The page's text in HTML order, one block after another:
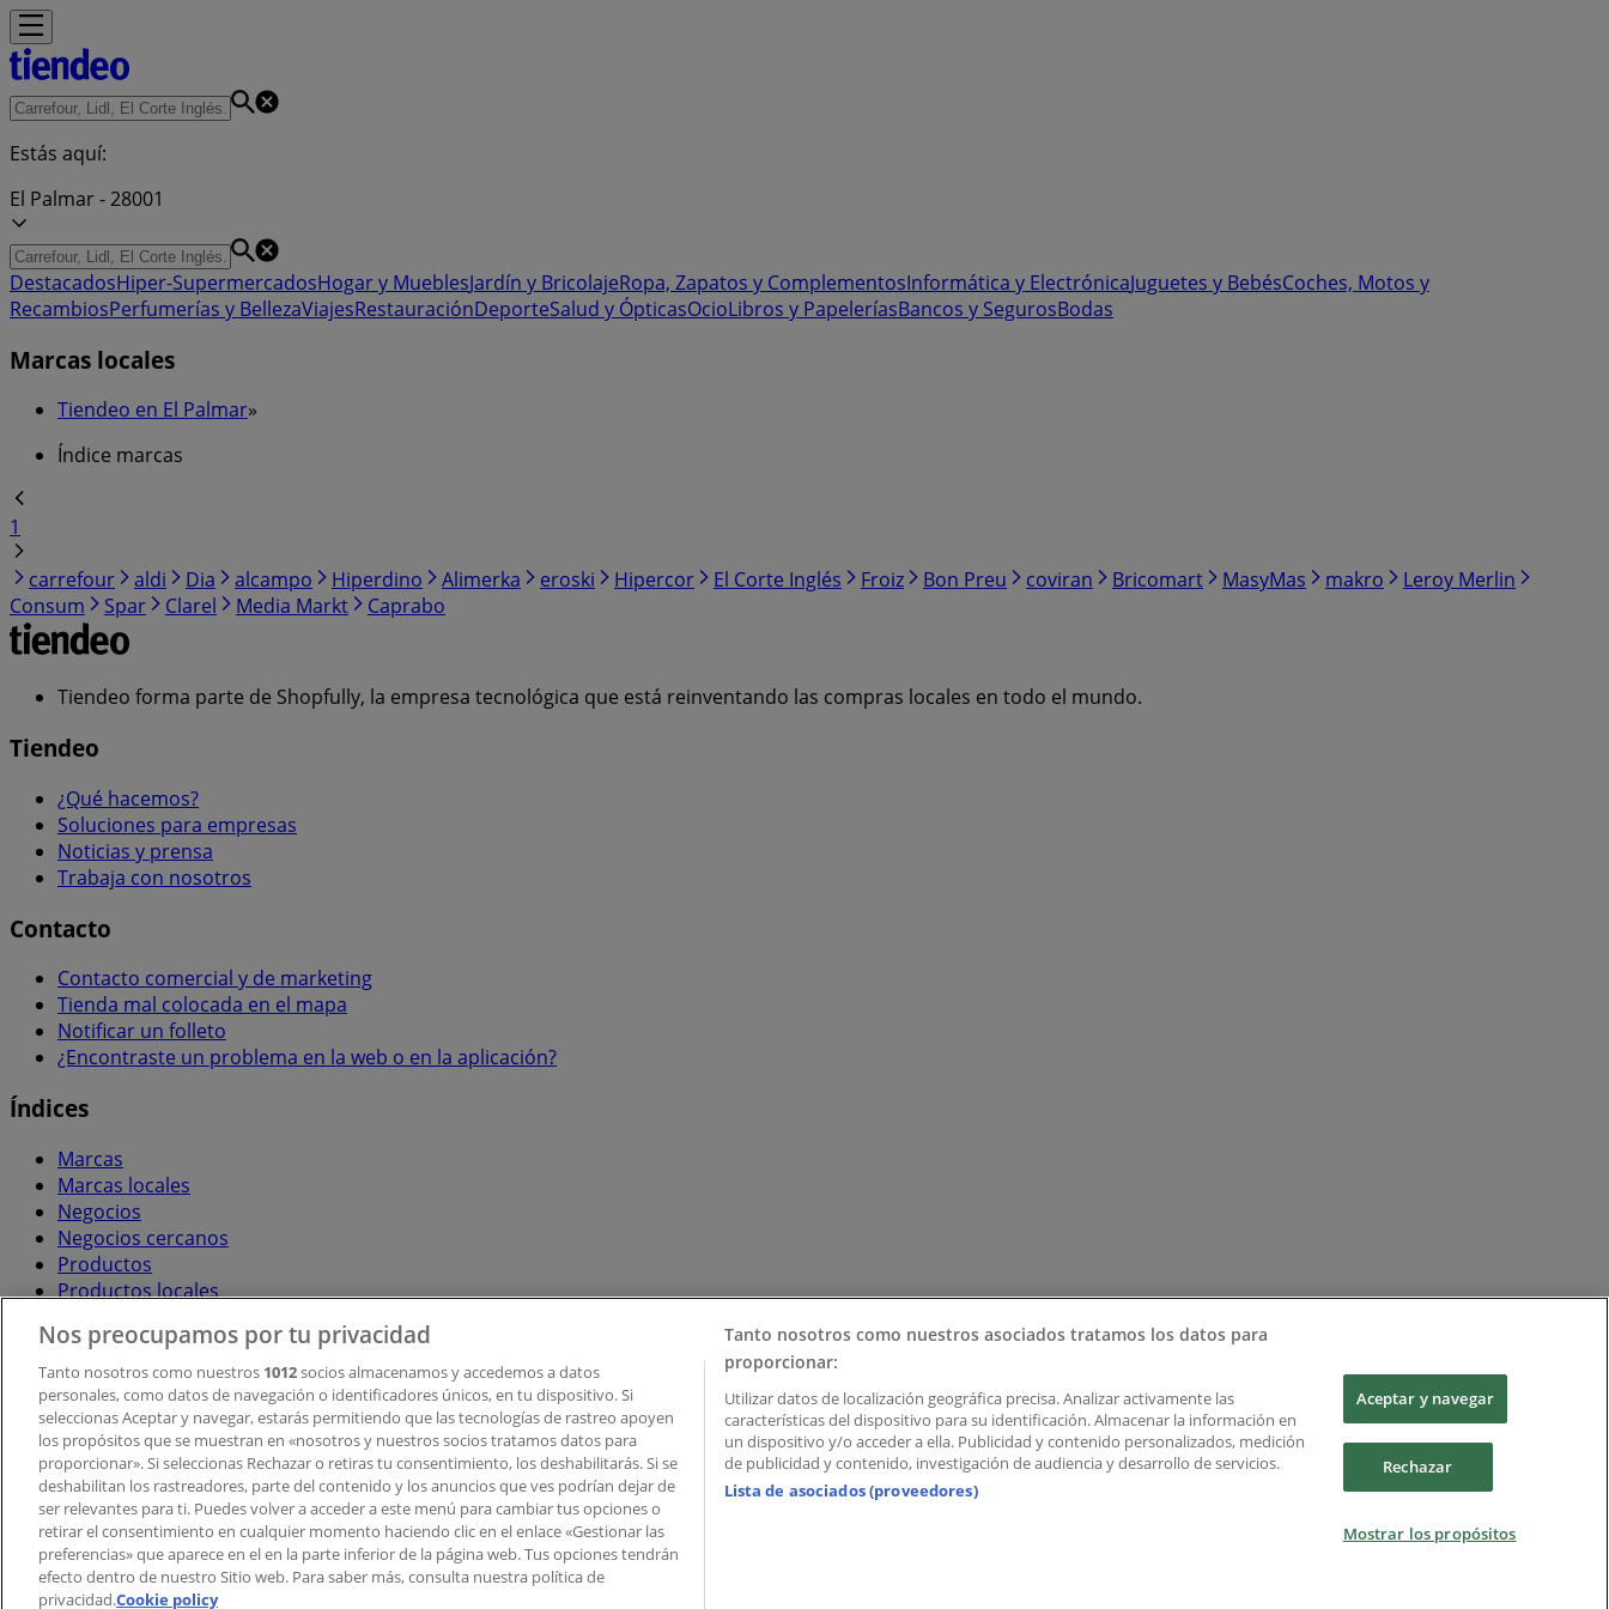
Estás aquí:
El Palmar - 28001
DestacadosHiper-SupermercadosHogar y MueblesJardín y BricolajeRopa, Zapatos y ComplementosInformática y ElectrónicaJuguetes y BebésCoches, Motos y
RecambiosPerfumerías y BellezaViajesRestauraciónDeporteSalud y ÓpticasOcioLibros y PapeleríasBancos y SegurosBodas
Marcas locales
Tiendeo en El Palmar»
Índice marcas
1
carrefour
aldi Dia alcampo Hiperdino Alimerka eroski Hipercor El Corte Inglés Froiz Bon Preu coviran Bricomart MasyMas makro
Leroy Merlin
Consum
Spar Clarel Media Markt Caprabo
Tiendeo forma parte de Shopfully, la empresa tecnológica que está reinventando las compras locales en todo el mundo.
Tiendeo
¿Qué hacemos?
Soluciones para empresas
Noticias y prensa
Trabaja con nosotros
Contacto
Contacto comercial y de marketing
Tienda mal colocada en el mapa
Notificar un folleto
¿Encontraste un problema en la web o en la aplicación?
Índices
Marcas
Marcas locales
Negocios
Negocios cercanos
Productos
Productos locales
Descargar la APP Tiendeo
Copyright © Tiendeo ® 2026 · Shopfully Marketing S.L.U. – Palau de Mar – 08039 Barcelona, Spain
Términos y condicionesPolítica de privacidad
Nos preocupamos por tu privacidad
Tanto nosotros como nuestros 1012socios almacenamos y accedemos a datos
personales, como datos de navegación o identificadores únicos, en tu dispositivo. Si
seleccionas Aceptar y navegar, estarás permitiendo que las tecnologías de rastreo apoyen
los propósitos que se muestran en «nosotros y nuestros socios tratamos datos para
proporcionar». Si seleccionas Rechazar o retiras tu consentimiento, los deshabilitarás. Si se
deshabilitan los rastreadores, parte del contenido y los anuncios que ves podrían dejar de
ser relevantes para ti. Puedes volver a acceder a este menú para cambiar tus opciones o
retirar el consentimiento en cualquier momento haciendo clic en el enlace «Gestionar las
preferencias» que aparece en el en la parte inferior de la página web. Tus opciones tendrán
efecto dentro de nuestro Sitio web. Para saber más, consulta nuestra política de
privacidad.Cookie policy
Tanto nosotros como nuestros asociados tratamos los datos para
proporcionar:
Utilizar datos de localización geográfica precisa. Analizar activamente las
características del dispositivo para su identificación. Almacenar la información en
un dispositivo y/o acceder a ella. Publicidad y contenido personalizados, medición
de publicidad y contenido, investigación de audiencia y desarrollo de servicios.
Lista de asociados (proveedores)
Aceptar y navegar
Rechazar
Mostrar los propósitos